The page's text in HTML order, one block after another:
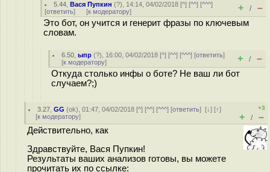
5.44 ,Вася Пупкин (?), 14:14, 04/02/2018 [^] [^^] [^^^]
[ответить] [к модератору] + / –
Это бот, он учится и генерит фразы по ключевым
словам.
6.50 ,ыпр (?), 16:00, 04/02/2018 [^] [^^] [^^^] [ответить]
[к модератору] + / –
Откуда столько инфы о боте? Не ваш ли бот
случаем?;)
3.27 ,GG (ok), 01:47, 04/02/2018 [^] [^^] [^^^] [ответить][↓] [↑]
[к модератору]
+3
+ / –
Действительно, как
Здравствуйте, Вася Пупкин!
Результаты ваших анализов готовы, вы можете
прочитать их по ссылке: